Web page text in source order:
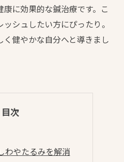
に効果的な鍼治療です。こ
シュしたい方にぴったり。
健やかな自分へと導きまし
目次
わやたるみを解消